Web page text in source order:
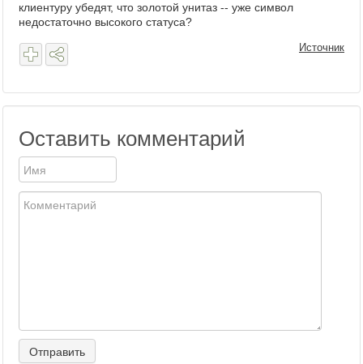
клиентуру убедят, что золотой унитаз -- уже символ
недостаточно высокого статуса?
Источник
Оставить комментарий